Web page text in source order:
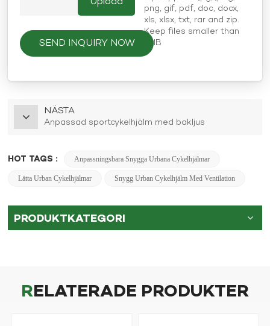
png, gif, pdf, doc, docx,
xls, xlsx, txt, rar and zip.
Keep files smaller than
5MB
SEND INQUIRY NOW
NÄSTA
Anpassad sportcykelhjälm med bakljus
HOT TAGS : Anpassningsbara Snygga Urbana Cykelhjälmar
Lätta Urban Cykelhjälmar Snygg Urban Cykelhjälm Med Ventilation
PRODUKTKATEGORI
RELATERADE PRODUKTER